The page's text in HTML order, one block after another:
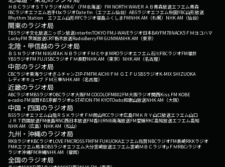
ＨＢＣラジオＳＴＶラジオAIR-G'（FM北海道） FM NORTH WAVEＲＡＢ青森放送エフエム青森
IBCラジオエフエム岩手tbcラジオDate fm（エフエム仙台） ABSラジオエフエム秋田YBC山形放送
Rhythm Station エフエム山形RFCラジオ福島ふくしまFMNHK AM（札幌） NHK AM（仙台）
関東のラジオ局
TBSラジオ文化放送ニッポン放送interfmTOKYO FMJ-WAVEラジオ日本BAYFM78NACK5 ＦＭヨコハマ
LuckyFM 茨城放送CRT栃木放送RadioBerryFM GUNMANHK AM（東京）
北陸・甲信越のラジオ局
ＢＳＮラジオFM NIIGATAＫＮＢラジオ ＦＭとやまMROラジオエフエム石川FBCラジオFM福井
YBSラジオFM FUJISBCラジオ ＦＭ長野NHK AM（東京） NHK AM（名古屋）
中部のラジオ局
CBCラジオ東海ラジオぎふチャンZIP-FMFM AICHI ＦＭ ＧＩＦＵ SBSラジオK-MIX SHIZUOKA
レディオキューブ ＦＭ三重NHK AM（名古屋）
近畿のラジオ局
ABCラジオMBSラジオOBCラジオ大阪FM COCOLOFM802FM大阪ラジオ関西Kiss FM KOBE
e-radio FM滋賀KBS京都ラジオα-STATION FM KYOTOwbs和歌山放送NHK AM（大阪）
中国・四国のラジオ局
BSSラジオエフエム山陰ＲＳＫラジオ ＦＭ岡山RCCラジオ広島FM ＫＲＹ山口放送エフエム山口
ＪＲＴ四国放送FM徳島RNC西日本放送FM香川RNB南海放送FM愛媛RKC高知放送エフエム高知
NHK AM（広島） NHK AM（松山）
九州・沖縄のラジオ局
RKBラジオKBCラジオLOVE FMCROSS FMFM FUKUOKAエフエム佐賀NBCラジオFM長崎RKKラジオ
FMKエフエム熊本OBSラジオエフエム大分宮崎放送エフエム宮崎ＭＢＣラジオμＦＭRBCiラジオ
ラジオ沖縄FM沖縄NHK AM（福岡）
全国のラジオ局